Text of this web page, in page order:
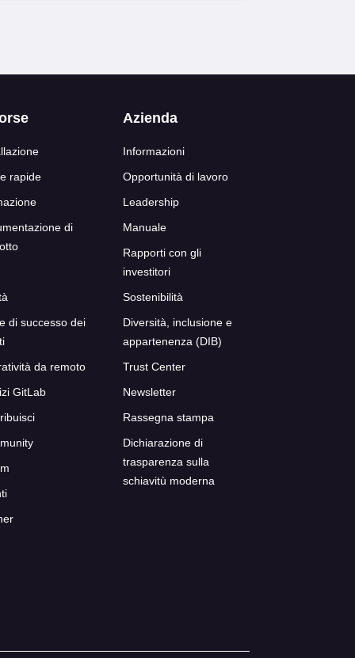
rapide
di
di successo dei
da remoto
GitLab
Azienda
Informazioni
Opportunità di lavoro
Leadership
Manuale
Rapporti con gli
investitori
Sostenibilità
Diversità, inclusione e
appartenenza (DIB)
Trust Center
Newsletter
Rassegna stampa
Dichiarazione di
trasparenza sulla
schiavitù moderna